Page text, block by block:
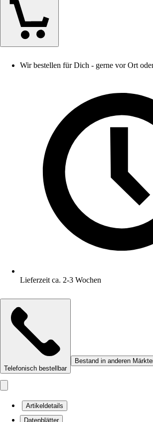
Wir bestellen für Dich - gerne vor Ort
Lieferzeit ca. 2-3 Wochen
Telefonisch bestellbar
Bestand in anderen
Artikeldetails
Datenblätter